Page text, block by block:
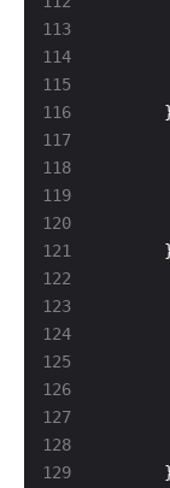
113
114
115
116
117
118
119
120
121
123
124
125
126
127
128
129